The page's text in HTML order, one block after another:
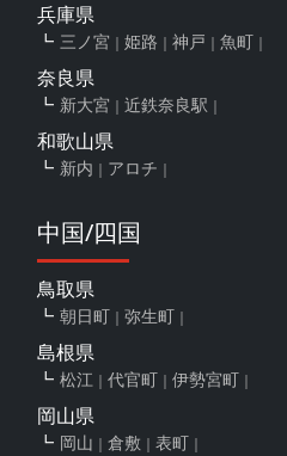
兵庫県
三ノ宮 姫路 神戸 魚町
奈良県
新大宮 近鉄奈良駅
和歌山県
新内 アロチ
中国/四国
鳥取県
朝日町 弥生町
島根県
松江 代官町 伊勢宮町
岡山県
岡山 倉敷 表町